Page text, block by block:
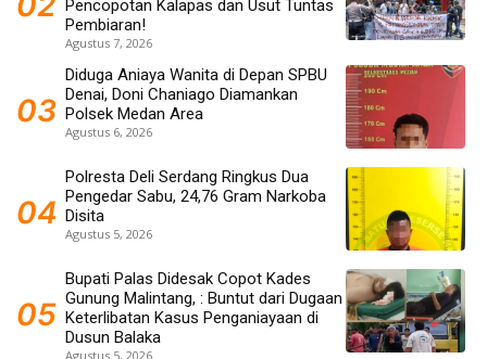
Pencopotan Kalapas dan Usut Tuntas
Pembiaran!
Agustus 7, 2026
Diduga Aniaya Wanita di Depan SPBU
Denai, Doni Chaniago Diamankan
Polsek Medan Area
Agustus 6, 2026
Polresta Deli Serdang Ringkus Dua
Pengedar Sabu, 24,76 Gram Narkoba
Disita
Agustus 5, 2026
Bupati Palas Didesak Copot Kades
Gunung Malintang, : Buntut dari Dugaan
Keterlibatan Kasus Penganiayaan di
Dusun Balaka
Agustus 5, 2026